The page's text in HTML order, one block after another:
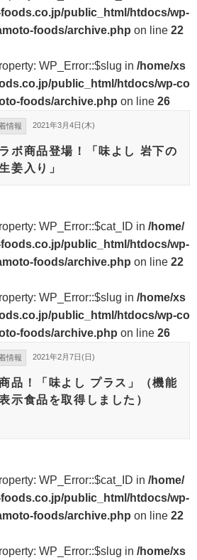
public_html/htdocs/wp-
foods/archive.php on line 22
WP_Error::$slug in /home/xs
public_html/htdocs/wp-co
foods/archive.php on line 26
情報 2021年3月4日(木)
ボ商品登場！「味よし 岩下の
姜入り」
WP_Error::$cat_ID in /home/
public_html/htdocs/wp-
foods/archive.php on line 22
WP_Error::$slug in /home/xs
public_html/htdocs/wp-co
foods/archive.php on line 26
情報 2021年2月7日(日)
品！「味よし プラス」（機能
示食品を取得しました）
WP_Error::$cat_ID in /home/
public_html/htdocs/wp-
foods/archive.php on line 22
WP_Error::$slug in /home/xs